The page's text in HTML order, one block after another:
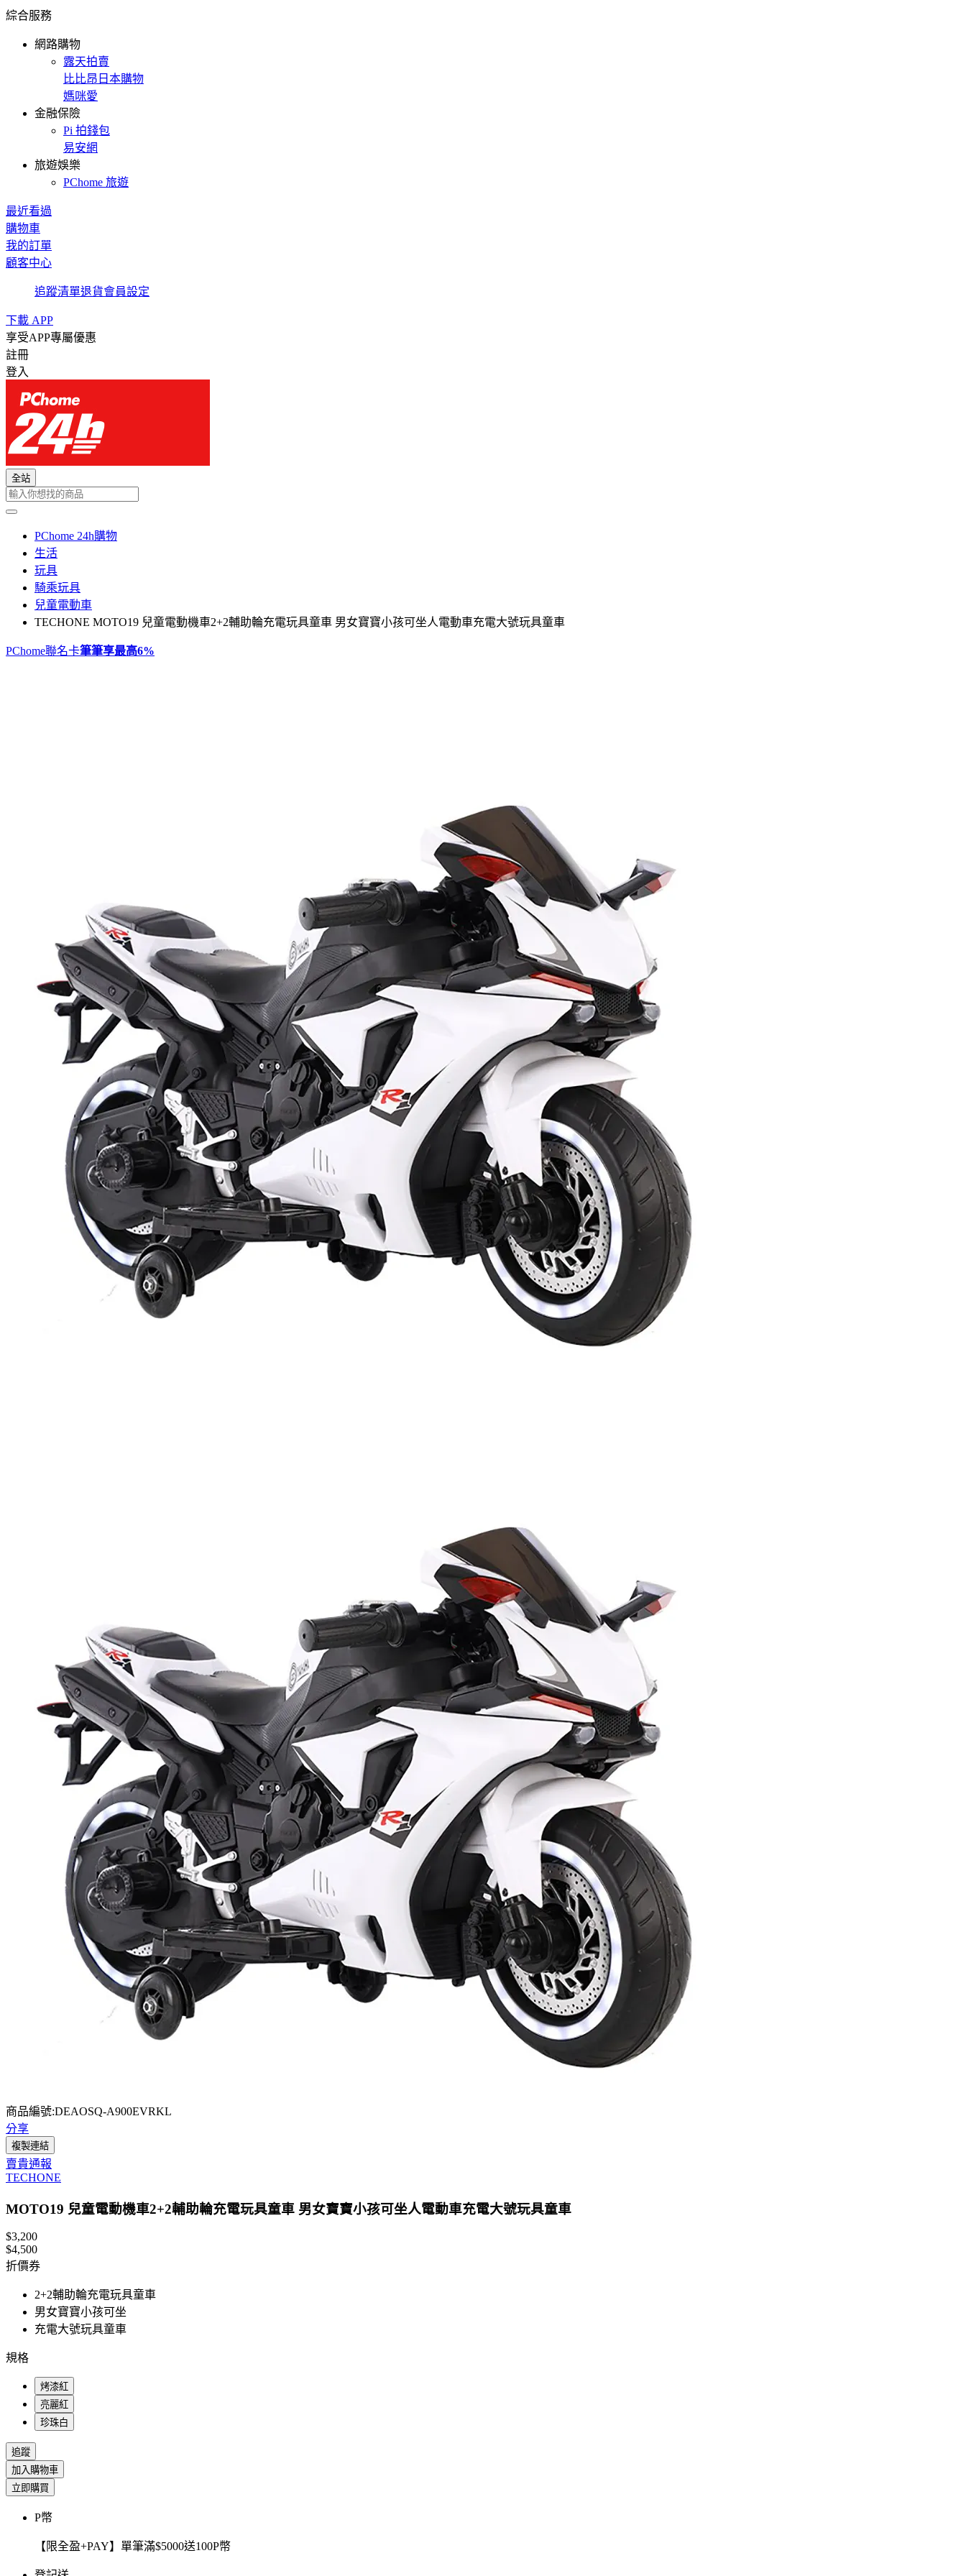
綜合服務
網路購物
露天拍賣
比比昂日本購物
媽咪愛
金融保險
Pi 拍錢包
易安網
旅遊娛樂
PChome 旅遊
最近看過
購物車
我的訂單
顧客中心
追蹤清單退貨會員設定
下載 APP
享受APP專屬優惠
註冊
登入
全站
PChome 24h購物
生活
玩具
騎乘玩具
兒童電動車
TECHONE MOTO19 兒童電動機車2+2輔助輪充電玩具童車 男女寶寶小孩可坐人電動車充電大號玩具童車
PChome聯名卡筆筆享最高6%
商品編號:DEAOSQ-A900EVRKL
分享
複製連結
賣貴通報
TECHONE
MOTO19 兒童電動機車2+2輔助輪充電玩具童車 男女寶寶小孩可坐人電動車充電大號玩具童車
$3,200
$4,500
折價券
2+2輔助輪充電玩具童車
男女寶寶小孩可坐
充電大號玩具童車
規格
烤漆紅
亮麗紅
珍珠白
追蹤
加入購物車
立即購買
P幣
【限全盈+PAY】單筆滿$5000送100P幣